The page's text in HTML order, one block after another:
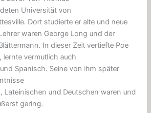
Universität von
Dort studierte er alte und neue
waren George Long und der
In dieser Zeit vertiefte Poe
lernte vermutlich auch
Spanisch. Seine von ihm später
Lateinischen und Deutschen waren und
gering.